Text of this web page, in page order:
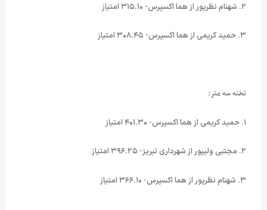
۲. شهنام نظرپور از هما اکسپرس- ۳۱۵.۱۰ امتیاز
۳. حمید کریمی از هما اکسپرس- ۳۰۸.۴۵ امتیاز
تخته سه متر:
۲. مجتبی ولیپور از شهرداری تبریز- ۳۹۶.۲۵ امتیاز
۳. شهنام نظرپور از هما اکسپرس- ۳۶۶.۱۰ امتیاز